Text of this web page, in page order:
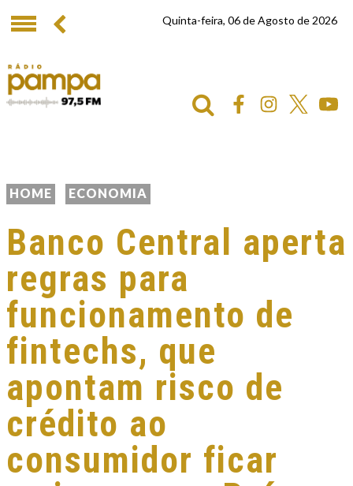
Quinta-feira, 06 de Agosto de 2026
HOME ECONOMIA
Banco Central aperta
regras para
funcionamento de
fintechs, que
apontam risco de
crédito ao
consumidor ficar